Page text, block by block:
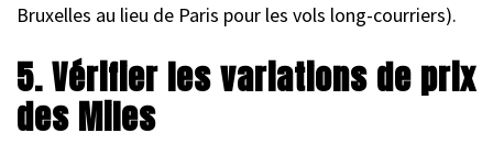
Bruxelles au lieu de Paris pour les vols long-courriers).
5. Vérifier les variations de prix
des Miles